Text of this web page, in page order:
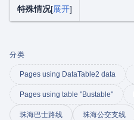
展开
特殊情况
分类
Pages using DataTable2 data
Pages using table "Bustable"
珠海巴士路线
珠海公交支线